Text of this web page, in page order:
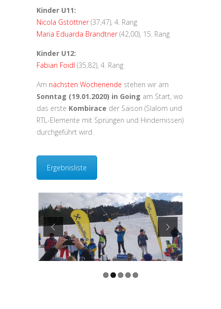
Kinder U11:
Nicola Gstöttner(37,47), 4. Rang
Maria Eduarda Brandtner(42,00), 15. Rang
Kinder U12:
Fabian Foidl (35,82), 4. Rang
Am nächsten Wochenende stehen wir am
Sonntag (19.01.2020) in Going am Start, wo
das erste Kombirace der Saison (Slalom und
RTL-Elemente mit Sprüngen und Hindernissen)
durchgeführt wird.
Ergebnisliste